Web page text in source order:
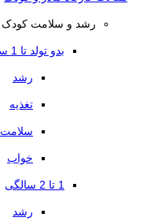
رشد و سلامت کودک
بدو تولد تا 1 سالگی
رشد
تغذیه
سلامت
خواب
1 تا 2 سالگی
رشد